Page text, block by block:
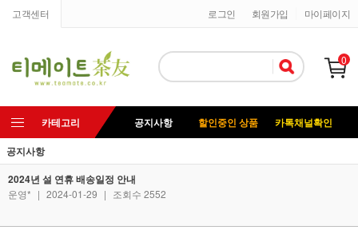
고객센터 마이페이지
회원가입
로그인
0
카테고리 공지사항 할인중인 상품
카톡채널확인
공지사항
2024년 설 연휴 배송일정 안내
운영* | 2024-01-29 | 조회수 2552